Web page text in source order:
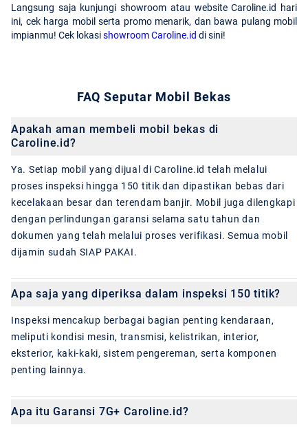
Langsung saja kunjungi showroom atau website Caroline.id hari
ini, cek harga mobil serta promo menarik, dan bawa pulang mobil
impianmu! Cek lokasishowroom Caroline.id di sini!
FAQ Seputar Mobil Bekas
Apakah aman membeli mobil bekas di
Caroline.id?
Ya. Setiap mobil yang dijual di Caroline.id telah melalui
proses inspeksi hingga 150 titik dan dipastikan bebas dari
kecelakaan besar dan terendam banjir. Mobil juga dilengkapi
dengan perlindungan garansi selama satu tahun dan
dokumen yang telah melalui proses verifikasi. Semua mobil
dijamin sudah SIAP PAKAI.
Apa saja yang diperiksa dalam inspeksi 150 titik?
Inspeksi mencakup berbagai bagian penting kendaraan,
meliputi kondisi mesin, transmisi, kelistrikan, interior,
eksterior, kaki-kaki, sistem pengereman, serta komponen
penting lainnya.
Apa itu Garansi 7G+ Caroline.id?